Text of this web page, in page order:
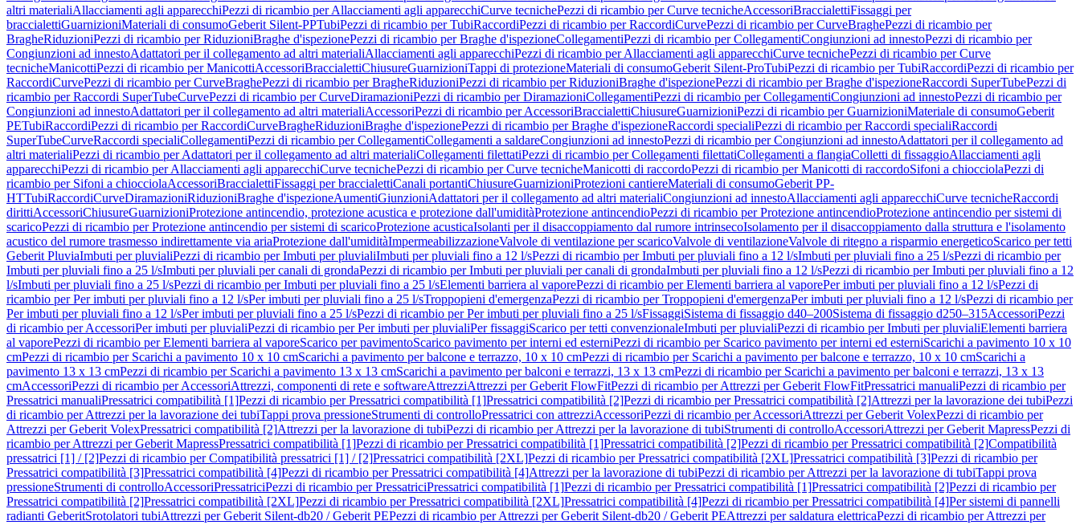
altri materialiAllacciamenti agli apparecchiPezzi di ricambio per Allacciamenti agli apparecchiCurve tecnichePezzi di ricambio per Curve tecnicheAccessoriBraccialettiFissaggi per
braccialettiGuarnizioniMateriali di consumoGeberit Silent-PPTubiPezzi di ricambio per TubiRaccordiPezzi di ricambio per RaccordiCurvePezzi di ricambio per CurveBraghePezzi di ricambio per
BragheRiduzioniPezzi di ricambio per RiduzioniBraghe d'ispezionePezzi di ricambio per Braghe d'ispezioneCollegamentiPezzi di ricambio per CollegamentiCongiunzioni ad innestoPezzi di ricambio per
Congiunzioni ad innestoAdattatori per il collegamento ad altri materialiAllacciamenti agli apparecchiPezzi di ricambio per Allacciamenti agli apparecchiCurve tecnichePezzi di ricambio per Curve
tecnicheManicottiPezzi di ricambio per ManicottiAccessoriBraccialettiChiusureGuarnizioniTappi di protezioneMateriali di consumoGeberit Silent-ProTubiPezzi di ricambio per TubiRaccordiPezzi di ricambio per
RaccordiCurvePezzi di ricambio per CurveBraghePezzi di ricambio per BragheRiduzioniPezzi di ricambio per RiduzioniBraghe d'ispezionePezzi di ricambio per Braghe d'ispezioneRaccordi SuperTubePezzi di
ricambio per Raccordi SuperTubeCurvePezzi di ricambio per CurveDiramazioniPezzi di ricambio per DiramazioniCollegamentiPezzi di ricambio per CollegamentiCongiunzioni ad innestoPezzi di ricambio per
Congiunzioni ad innestoAdattatori per il collegamento ad altri materialiAccessoriPezzi di ricambio per AccessoriBraccialettiChiusureGuarnizioniPezzi di ricambio per GuarnizioniMateriale di consumoGeberit
PETubiRaccordiPezzi di ricambio per RaccordiCurveBragheRiduzioniBraghe d'ispezionePezzi di ricambio per Braghe d'ispezioneRaccordi specialiPezzi di ricambio per Raccordi specialiRaccordi
SuperTubeCurveRaccordi specialiCollegamentiPezzi di ricambio per CollegamentiCollegamenti a saldareCongiunzioni ad innestoPezzi di ricambio per Congiunzioni ad innestoAdattatori per il collegamento ad
altri materialiPezzi di ricambio per Adattatori per il collegamento ad altri materialiCollegamenti filettatiPezzi di ricambio per Collegamenti filettatiCollegamenti a flangiaColletti di fissaggioAllacciamenti agli
apparecchiPezzi di ricambio per Allacciamenti agli apparecchiCurve tecnichePezzi di ricambio per Curve tecnicheManicotti di raccordoPezzi di ricambio per Manicotti di raccordoSifoni a chiocciolaPezzi di
ricambio per Sifoni a chiocciolaAccessoriBraccialettiFissaggi per braccialettiCanali portantiChiusureGuarnizioniProtezioni cantiereMateriali di consumoGeberit PP-
HTTubiRaccordiCurveDiramazioniRiduzioniBraghe d'ispezioneAumentiGiunzioniAdattatori per il collegamento ad altri materialiCongiunzioni ad innestoAllacciamenti agli apparecchiCurve tecnicheRaccordi
dirittiAccessoriChiusureGuarnizioniProtezione antincendio, protezione acustica e protezione dall'umiditàProtezione antincendioPezzi di ricambio per Protezione antincendioProtezione antincendio per sistemi di
scaricoPezzi di ricambio per Protezione antincendio per sistemi di scaricoProtezione acusticaIsolanti per il disaccoppiamento dal rumore intrinsecoIsolamento per il disaccoppiamento dalla struttura e l'isolamento
acustico del rumore trasmesso indirettamente via ariaProtezione dall'umiditàImpermeabilizzazioneValvole di ventilazione per scaricoValvole di ventilazioneValvole di ritegno a risparmio energeticoScarico per tetti
Geberit PluviaImbuti per pluvialiPezzi di ricambio per Imbuti per pluvialiImbuti per pluviali fino a 12 l/sPezzi di ricambio per Imbuti per pluviali fino a 12 l/sImbuti per pluviali fino a 25 l/sPezzi di ricambio per
Imbuti per pluviali fino a 25 l/sImbuti per pluviali per canali di grondaPezzi di ricambio per Imbuti per pluviali per canali di grondaImbuti per pluviali fino a 12 l/sPezzi di ricambio per Imbuti per pluviali fino a 12
l/sImbuti per pluviali fino a 25 l/sPezzi di ricambio per Imbuti per pluviali fino a 25 l/sElementi barriera al vaporePezzi di ricambio per Elementi barriera al vaporePer imbuti per pluviali fino a 12 l/sPezzi di
ricambio per Per imbuti per pluviali fino a 12 l/sPer imbuti per pluviali fino a 25 l/sTroppopieni d'emergenzaPezzi di ricambio per Troppopieni d'emergenzaPer imbuti per pluviali fino a 12 l/sPezzi di ricambio per
Per imbuti per pluviali fino a 12 l/sPer imbuti per pluviali fino a 25 l/sPezzi di ricambio per Per imbuti per pluviali fino a 25 l/sFissaggiSistema di fissaggio d40–200Sistema di fissaggio d250–315AccessoriPezzi
di ricambio per AccessoriPer imbuti per pluvialiPezzi di ricambio per Per imbuti per pluvialiPer fissaggiScarico per tetti convenzionaleImbuti per pluvialiPezzi di ricambio per Imbuti per pluvialiElementi barriera
al vaporePezzi di ricambio per Elementi barriera al vaporeScarico per pavimentoScarico pavimento per interni ed esterniPezzi di ricambio per Scarico pavimento per interni ed esterniScarichi a pavimento 10 x 10
cmPezzi di ricambio per Scarichi a pavimento 10 x 10 cmScarichi a pavimento per balcone e terrazzo, 10 x 10 cmPezzi di ricambio per Scarichi a pavimento per balcone e terrazzo, 10 x 10 cmScarichi a
pavimento 13 x 13 cmPezzi di ricambio per Scarichi a pavimento 13 x 13 cmScarichi a pavimento per balconi e terrazzi, 13 x 13 cmPezzi di ricambio per Scarichi a pavimento per balconi e terrazzi, 13 x 13
cmAccessoriPezzi di ricambio per AccessoriAttrezzi, componenti di rete e softwareAttrezziAttrezzi per Geberit FlowFitPezzi di ricambio per Attrezzi per Geberit FlowFitPressatrici manualiPezzi di ricambio per
Pressatrici manualiPressatrici compatibilità [1]Pezzi di ricambio per Pressatrici compatibilità [1]Pressatrici compatibilità [2]Pezzi di ricambio per Pressatrici compatibilità [2]Attrezzi per la lavorazione dei tubiPezzi
di ricambio per Attrezzi per la lavorazione dei tubiTappi prova pressioneStrumenti di controlloPressatrici con attrezziAccessoriPezzi di ricambio per AccessoriAttrezzi per Geberit VolexPezzi di ricambio per
Attrezzi per Geberit VolexPressatrici compatibilità [2]Attrezzi per la lavorazione di tubiPezzi di ricambio per Attrezzi per la lavorazione di tubiStrumenti di controlloAccessoriAttrezzi per Geberit MapressPezzi di
ricambio per Attrezzi per Geberit MapressPressatrici compatibilità [1]Pezzi di ricambio per Pressatrici compatibilità [1]Pressatrici compatibilità [2]Pezzi di ricambio per Pressatrici compatibilità [2]Compatibilità
pressatrici [1] / [2]Pezzi di ricambio per Compatibilità pressatrici [1] / [2]Pressatrici compatibilità [2XL]Pezzi di ricambio per Pressatrici compatibilità [2XL]Pressatrici compatibilità [3]Pezzi di ricambio per
Pressatrici compatibilità [3]Pressatrici compatibilità [4]Pezzi di ricambio per Pressatrici compatibilità [4]Attrezzi per la lavorazione di tubiPezzi di ricambio per Attrezzi per la lavorazione di tubiTappi prova
pressioneStrumenti di controlloAccessoriPressatriciPezzi di ricambio per PressatriciPressatrici compatibilità [1]Pezzi di ricambio per Pressatrici compatibilità [1]Pressatrici compatibilità [2]Pezzi di ricambio per
Pressatrici compatibilità [2]Pressatrici compatibilità [2XL]Pezzi di ricambio per Pressatrici compatibilità [2XL]Pressatrici compatibilità [4]Pezzi di ricambio per Pressatrici compatibilità [4]Per sistemi di pannelli
radianti GeberitSrotolatori tubiAttrezzi per Geberit Silent-db20 / Geberit PEPezzi di ricambio per Attrezzi per Geberit Silent-db20 / Geberit PEAttrezzi per saldatura elettricaPezzi di ricambio per Attrezzi per